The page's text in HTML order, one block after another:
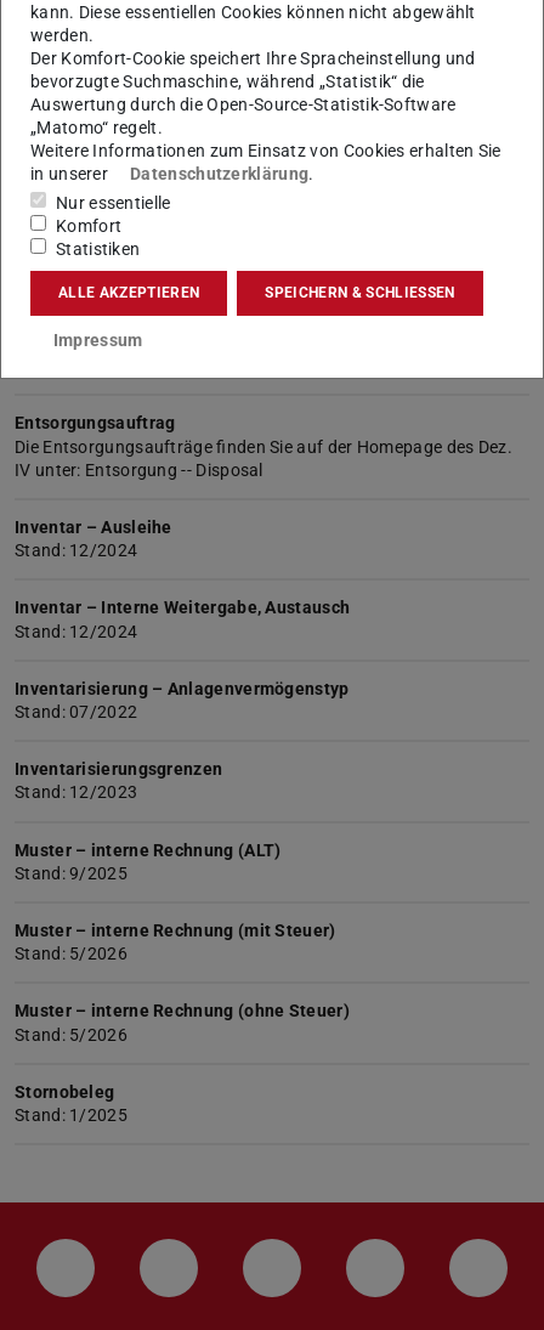
Anlage im Bau – Laufzettel
Stand: 12/2024
Anlage im Bau – Laufzettel Kurzanleitung
Stand: 04/2024
Bankverbindung Auslandsrückzahlung
Stand: 1/2025
Stand: 1/2025
Einzahlung – unbar
Entsorgungsauftrag
Die Entsorgungsaufträge finden Sie auf der Homepage des Dez.
IV unter: Entsorgung -- Disposal
Inventar – Ausleihe
Stand: 12/2024
Inventar – Interne Weitergabe, Austausch
Stand: 12/2024
Inventarisierung – Anlagenvermögenstyp
Stand: 07/2022
Inventarisierungsgrenzen
Stand: 12/2023
Muster – interne Rechnung (ALT)
Stand: 9/2025
Muster – interne Rechnung (mit Steuer)
Stand: 5/2026
Muster – interne Rechnung (ohne Steuer)
Stand: 5/2026
Stornobeleg
Stand: 1/2025
LinkedIn-Seite der TU Darmstadt
Instagram-Kanal der TU
Bluesky-Kanal der TU
Facebook-
kann. Diese essentiellen Cookies können nicht abgewählt
werden.
Der Komfort-Cookie speichert Ihre Spracheinstellung und
bevorzugte Suchmaschine, während „Statistik“ die
Auswertung durch die Open-Source-Statistik-Software
„Matomo“ regelt.
Weitere Informationen zum Einsatz von Cookies erhalten Sie
in unserer
Datenschutzerklärung.
Nur essentielle
Komfort
Statistiken
ALLE AKZEPTIEREN SPEICHERN & SCHLIESSEN
Impressum